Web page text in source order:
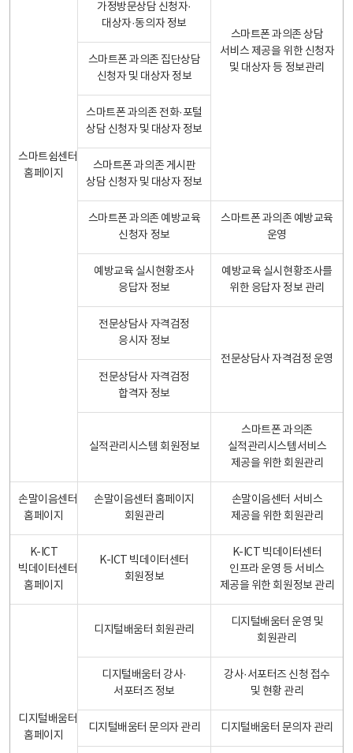
스마트쉼센터
홈페이지
스마트폰 과의존 상담
서비스 제공을 위한 신청자
및 대상자 등 정보관리
가정방문상담 신청자·
대상자·동의자 정보
스마트폰 과의존 집단상담
신청자 및 대상자 정보
스마트폰 과의존 전화·포털
상담 신청자 및 대상자 정보
스마트폰 과의존 게시판
상담 신청자 및 대상자 정보
스마트폰 과의존 예방교육
신청자 정보
스마트폰 과의존 예방교육
운영
예방교육 실시현황조사
응답자 정보
예방교육 실시현황조사를
위한 응답자 정보 관리
전문상담사 자격검정
응시자 정보
전문상담사 자격검정 운영
전문상담사 자격검정
합격자 정보
실적관리시스템 회원정보
스마트폰 과의존
실적관리시스템서비스
제공을 위한 회원관리
손말이음센터
홈페이지
손말이음센터 홈페이지
회원관리
손말이음센터 서비스
제공을 위한 회원관리
K-ICT
빅데이터센터
홈페이지
K-ICT 빅데이터센터
회원정보
K-ICT 빅데이터센터
인프라 운영 등 서비스
제공을 위한 회원정보 관리
디지털배움터
홈페이지
디지털배움터 회원관리
디지털배움터 운영 및
회원관리
디지털배움터 강사·
서포터즈 정보
강사·서포터즈 신청 접수
및 현황 관리
디지털배움터 문의자 관리 디지털배움터 문의자 관리